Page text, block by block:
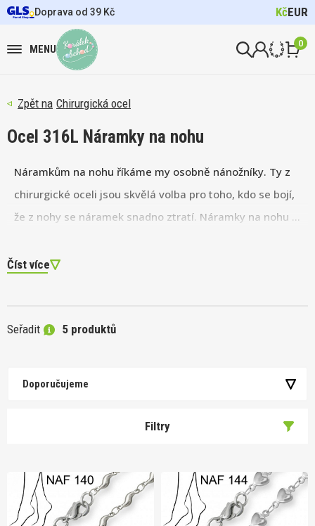
Doprava od 39 Kč KčEUR
MENU 0
Chirurgická ocel
Ocel 316L Náramky na nohu
Náramkům na nohu říkáme my osobně nánožníky. Ty z
chirurgické oceli jsou skvělá volba pro toho, kdo se bojí,
že z nohy se náramek snadno ztratí. Náramky na nohu z
styk s vodou třeba při letním koupání. Dolaďte svůj styl
Číst více
Seřadit 5 produktů
Doporučujeme
Filtry